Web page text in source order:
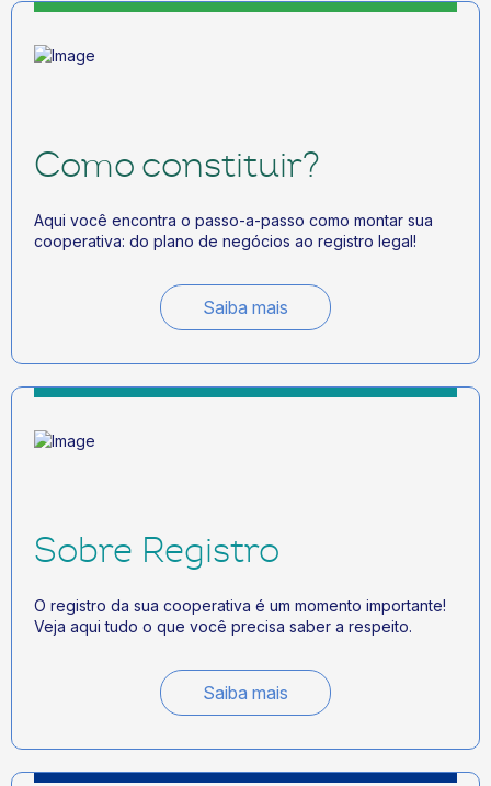
Como constituir?
Aqui você encontra o passo-a-passo como montar sua
cooperativa: do plano de negócios ao registro legal!
Saiba mais
Sobre Registro
O registro da sua cooperativa é um momento importante!
Veja aqui tudo o que você precisa saber a respeito.
Saiba mais